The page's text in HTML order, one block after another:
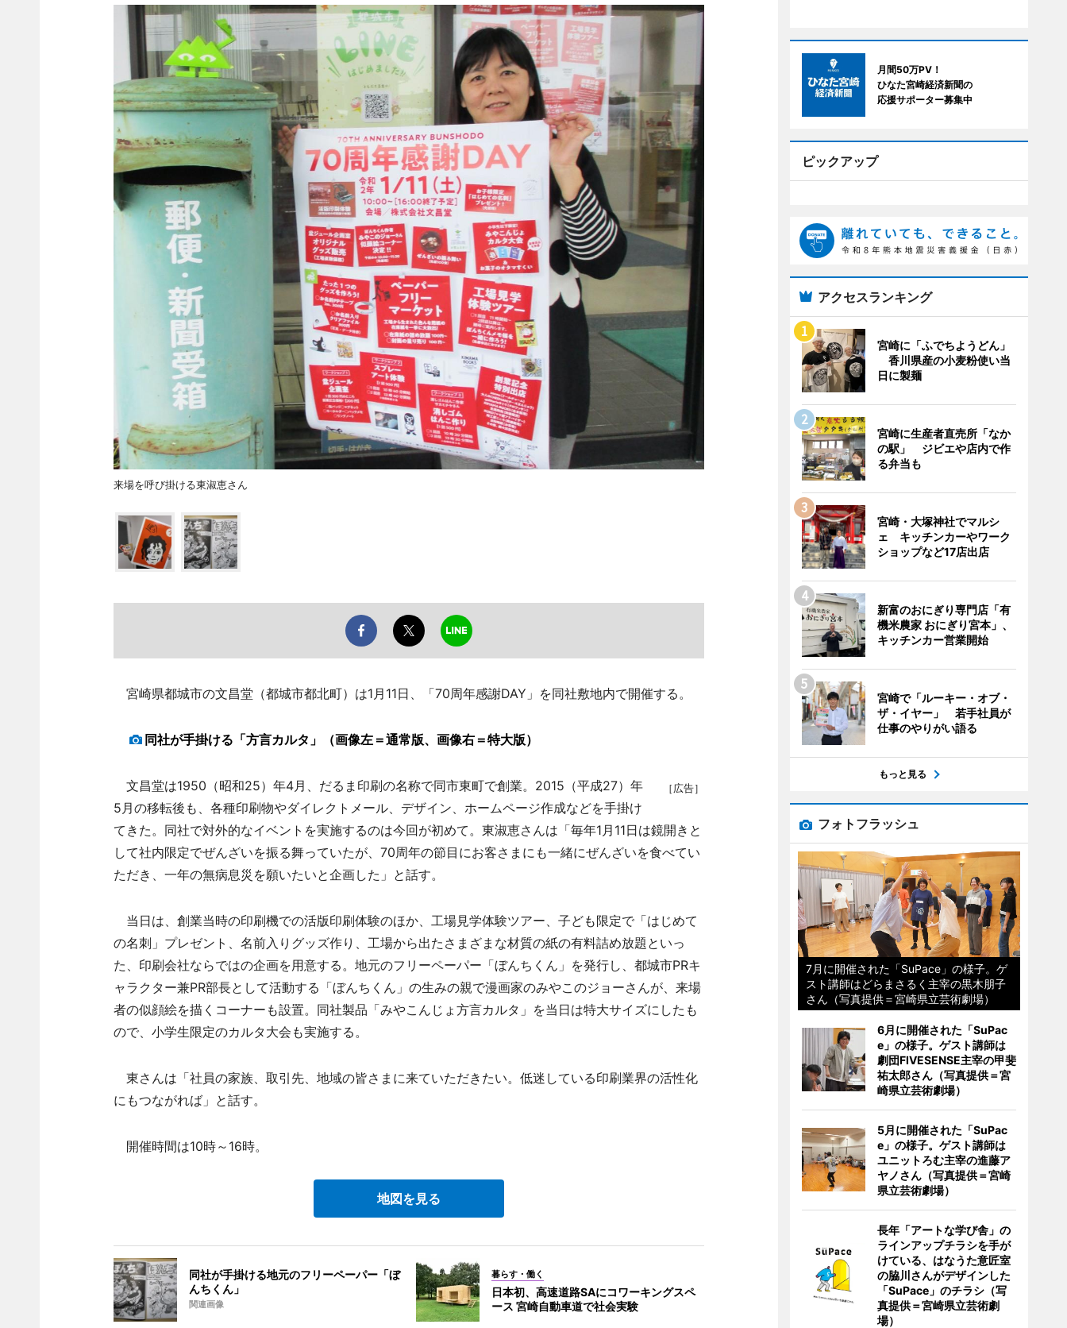
来場を呼び掛ける東淑恵さん
宮崎県都城市の文昌堂（都城市都北町）は1月11日、「70周年感謝DAY」を同社敷地内で開催する。
同社が手掛ける「方言カルタ」（画像左＝通常版、画像右＝特大版）
［広告］
文昌堂は1950（昭和25）年4月、だるま印刷の名称で同市東町で創業。2015（平成27）年
5月の移転後も、各種印刷物やダイレクトメール、デザイン、ホームページ作成などを手掛け
てきた。同社で対外的なイベントを実施するのは今回が初めて。東淑恵さんは「毎年1月11日は鏡開きと
して社内限定でぜんざいを振る舞っていたが、70周年の節目にお客さまにも一緒にぜんざいを食べてい
ただき、一年の無病息災を願いたいと企画した」と話す。
当日は、創業当時の印刷機での活版印刷体験のほか、工場見学体験ツアー、子ども限定で「はじめて
の名刺」プレゼント、名前入りグッズ作り、工場から出たさまざまな材質の紙の有料詰め放題といっ
た、印刷会社ならではの企画を用意する。地元のフリーペーパー「ぼんちくん」を発行し、都城市PRキ
ャラクター兼PR部長として活動する「ぼんちくん」の生みの親で漫画家のみやこのジョーさんが、来場
者の似顔絵を描くコーナーも設置。同社製品「みやこんじょ方言カルタ」を当日は特大サイズにしたも
ので、小学生限定のカルタ大会も実施する。
東さんは「社員の家族、取引先、地域の皆さまに来ていただきたい。低迷している印刷業界の活性化
にもつながれば」と話す。
開催時間は10時～16時。
地図を見る
同社が手掛ける地元のフリーペーパー「ぼ
んちくん」
関連画像
暮らす・働く
日本初、高速道路SAにコワーキングスペ
ース 宮崎自動車道で社会実験
月間50万PV！
ひなた宮崎経済新聞の
応援サポーター募集中
ピックアップ
アクセスランキング
宮崎に「ふでちようどん」
香川県産の小麦粉使い当
日に製麺
宮崎に生産者直売所「なか
の駅」 ジビエや店内で作
る弁当も
宮崎・大塚神社でマルシ
ェ キッチンカーやワーク
ショップなど17店出店
新富のおにぎり専門店「有
機米農家 おにぎり宮本」、
キッチンカー営業開始
宮崎で「ルーキー・オブ・
ザ・イヤー」 若手社員が
仕事のやりがい語る
もっと見る
フォトフラッシュ
7月に開催された「SuPace」の様子。ゲ
スト講師はどらまさるく主宰の黒木朋子
さん（写真提供＝宮崎県立芸術劇場）
6月に開催された「SuPac
e」の様子。ゲスト講師は
劇団FIVESENSE主宰の甲斐
祐太郎さん（写真提供＝宮
崎県立芸術劇場）
5月に開催された「SuPac
e」の様子。ゲスト講師は
ユニットろむ主宰の進藤ア
ヤノさん（写真提供＝宮崎
県立芸術劇場）
長年「アートな学び舎」の
ラインアップチラシを手が
けている、はなうた意匠室
の脇川さんがデザインした
「SuPace」のチラシ（写
真提供＝宮崎県立芸術劇
場）